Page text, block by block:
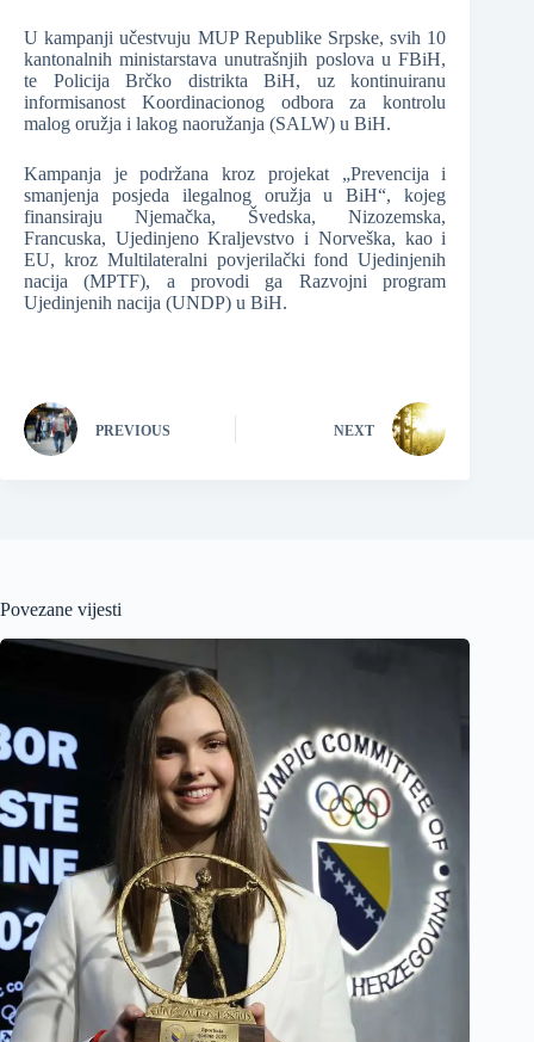
U kampanji učestvuju MUP Republike Srpske, svih 10
kantonalnih ministarstava unutrašnjih poslova u FBiH,
te Policija Brčko distrikta BiH, uz kontinuiranu
informisanost Koordinacionog odbora za kontrolu
malog oružja i lakog naoružanja (SALW) u BiH.
Kampanja je podržana kroz projekat „Prevencija i
smanjenja posjeda ilegalnog oružja u BiH“, kojeg
finansiraju Njemačka, Švedska, Nizozemska,
Francuska, Ujedinjeno Kraljevstvo i Norveška, kao i
EU, kroz Multilateralni povjerilački fond Ujedinjenih
nacija (MPTF), a provodi ga Razvojni program
Ujedinjenih nacija (UNDP) u BiH.
PREVIOUS NEXT
Povezane vijesti